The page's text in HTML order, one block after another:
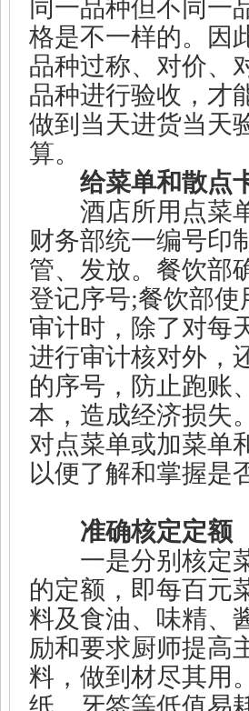
同一品种但不同一
格是不一样的。因
品种过称、对价、
品种进行验收，才
做到当天进货当天
算。
给菜单和散点
酒店所用点菜单
财务部统一编号印
管、发放。餐饮部
登记序号;餐饮部使
审计时，除了对每
进行审计核对外，
的序号，防止跑账
本，造成经济损失
对点菜单或加菜单
以便了解和掌握是
准确核定定额
一是分别核定菜
的定额，即每百元
料及食油、味精、
励和要求厨师提高
料，做到材尽其用